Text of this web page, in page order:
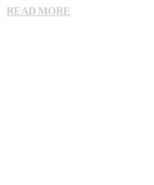
READ MORE